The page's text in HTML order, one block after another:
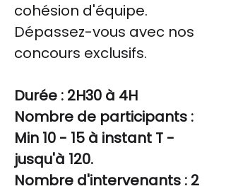
cohésion d'équipe.
Dépassez-vous avec nos
concours exclusifs.
Durée : 2H30 à 4H
Nombre de participants :
Min 10 - 15 à instant T -
jusqu'à 120.
Nombre d'intervenants : 2